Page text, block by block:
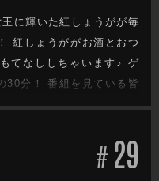
に輝いた紅しょうがが毎
紅しょうががお酒とおつ
てなししちゃいます♪ ゲ
30分！ 番組を見ている皆
分になれる番組です！
# 29